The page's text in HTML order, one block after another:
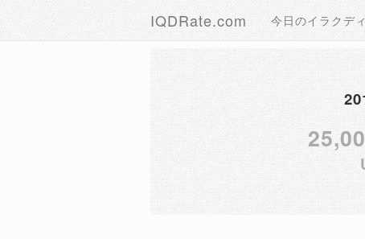
IQDRate.com 今日のイラクデ